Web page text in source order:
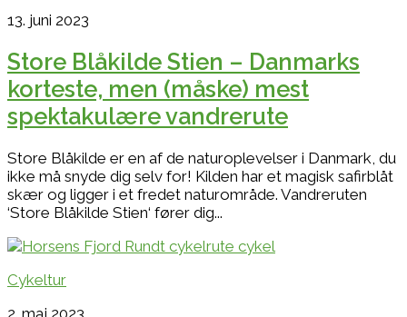
13. juni 2023
Store Blåkilde Stien – Danmarks
korteste, men (måske) mest
spektakulære vandrerute
Store Blåkilde er en af de naturoplevelser i Danmark, du
ikke må snyde dig selv for! Kilden har et magisk safirblåt
skær og ligger i et fredet naturområde. Vandreruten
‘Store Blåkilde Stien‘ fører dig...
Cykeltur
2. maj 2023